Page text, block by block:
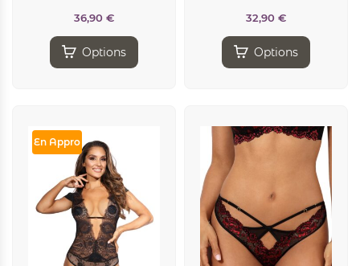
36,90 €
Options
32,90 €
Options
En Appro